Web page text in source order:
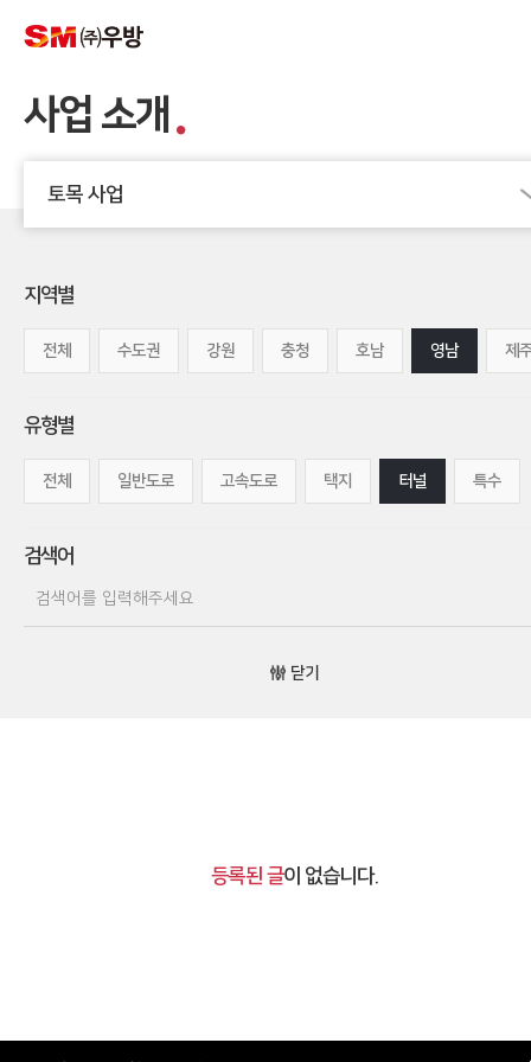
사업 소개
토목 사업
지역별
전체 수도권 강원 충청 호남 영남 제
유형별
전체 일반도로 고속도로 택지 터널 특수
검색어
닫기
등록된 글이 없습니다.